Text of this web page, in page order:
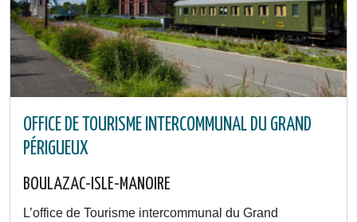
OFFICE DE TOURISME INTERCOMMUNAL DU GRAND
PÉRIGUEUX
BOULAZAC-ISLE-MANOIRE
L’office de Tourisme intercommunal du Grand